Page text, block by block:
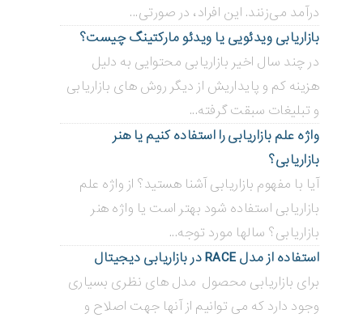
درآمد می‌زنند. این افراد، در صورتی...
بازاریابی ویدئویی ‌یا ویدئو مارکتینگ چیست؟
در چند سال اخیر بازاریابی محتوایی به دلیل
هزینه کم و پایداریش از دیگر روش های بازاریابی
و تبلیغات سبقت گرفته...
واژه علم بازاریابی را استفاده کنیم یا هنر
بازاریابی؟
آیا با مفهوم بازاریابی آشنا هستید؟ از واژه علم
بازاریابی استفاده شود بهتر است یا واژه هنر
بازاریابی؟ سالها مورد توجه...
استفاده از مدل RACE در بازاریابی دیجیتال
برای بازاریابی محصول مدل های نظری بسیاری
وجود دارد که می توانیم از آنها جهت اصلاح و